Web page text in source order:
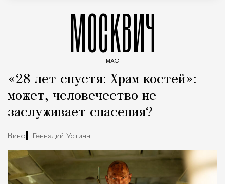
МОСКВИЧ
MAG
«28 лет спустя: Храм костей»:
может, человечество не
заслуживает спасения?
Кино Геннадий Устиян